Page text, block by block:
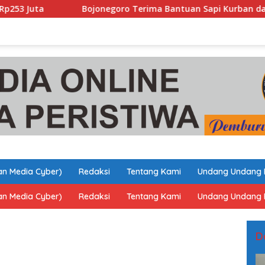
Bojonegoro Terima Bantuan Sapi Kurban dari Presiden RI
Media Cyber) Redaksi Tentang Kami Undang Undang
Media Cyber) Redaksi Tentang Kami Undang Undang